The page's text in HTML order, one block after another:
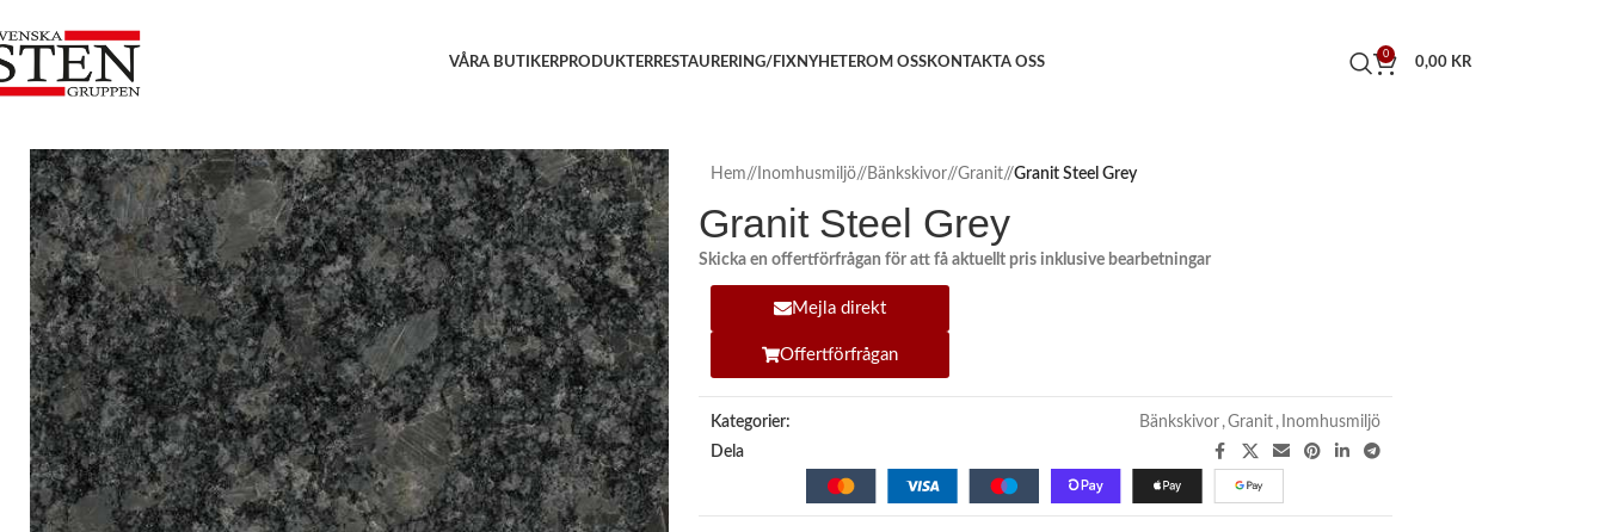
VÅRA BUTIKERPRODUKTERRESTAURERING/FIX NYHETEROM OSSKONTAKTA OSS
0
0,00 KR
Hem/ Inomhusmiljö/ Bänkskivor/ Granit/ Granit Steel Grey
Granit Steel Grey
Skicka en offertförfrågan för att få aktuellt pris inklusive bearbetningar
Mejla direkt
Offertförfrågan
Kategorier: Bänkskivor ,Granit , Inomhusmiljö
Dela